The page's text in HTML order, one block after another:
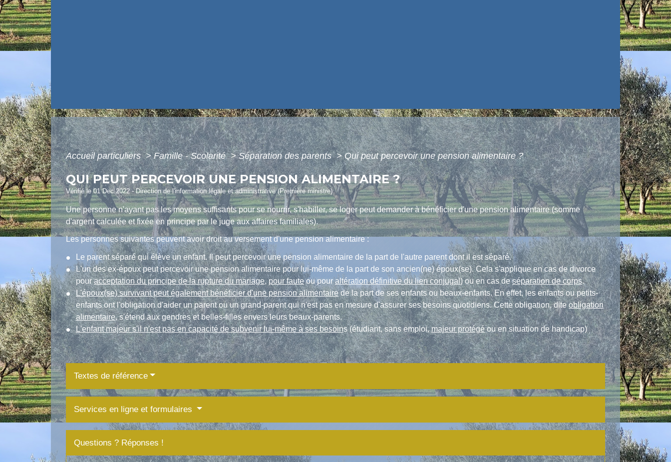
Accueil particuliers> Famille - Scolarité> Séparation des parents> Qui peut percevoir une pension alimentaire ?
QUI PEUT PERCEVOIR UNE PENSION ALIMENTAIRE ?
Vérifié le 01 Dec 2022 - Direction de l'information légale et administrative (Première ministre)
Une personne n'ayant pas les moyens suffisants pour se nourrir, s'habiller, se loger peut demander à bénéficier d'une pension alimentaire (somme
d'argent calculée et fixée en principe par le juge aux affaires familiales).
Les personnes suivantes peuvent avoir droit au versement d'une pension alimentaire :
Le parent séparé qui élève un enfant. Il peut percevoir une pension alimentaire de la part de l'autre parent dont il est séparé.
L'un des ex-époux peut percevoir une pension alimentaire pour lui-même de la part de son ancien(ne) époux(se). Cela s'applique en cas de divorce
pouracceptation du principe de la rupture du mariage,pour fauteou pouraltération définitive du lien conjugal) ou en cas deséparation de corps.
L'époux(se) survivant peut également bénéficier d'une pension alimentairede la part de ses enfants ou beaux-enfants. En effet, les enfants ou petits-
enfants ont l'obligation d'aider un parent ou un grand-parent qui n'est pas en mesure d'assurer ses besoins quotidiens. Cette obligation, diteobligation
alimentaire, s'étend aux gendres et belles-filles envers leurs beaux-parents.
L'enfant majeur s'il n'est pas en capacité de subvenir lui-même à ses besoins (étudiant, sans emploi,majeur protégéou en situation de handicap)
Textes de référence
Services en ligne et formulaires
Questions ? Réponses !